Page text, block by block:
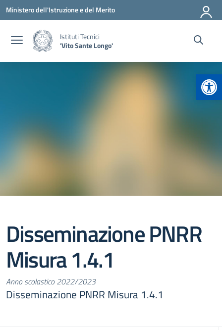
Vai ai contenuti
Vai al menu di navigazione
Vai al footer
Ministero dell'Istruzione e del Merito
Istituti Tecnici
'Vito Sante Longo'
Disseminazione PNRR
Misura 1.4.1
Anno scolastico 2022/2023
Disseminazione PNRR Misura 1.4.1